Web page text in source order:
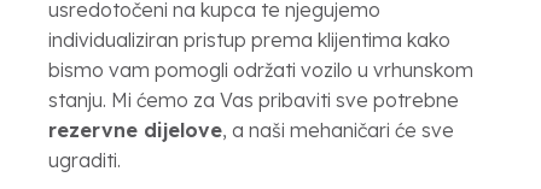
usredotočeni na kupca te njegujemo
individualiziran pristup prema klijentima kako
bismo vam pomogli održati vozilo u vrhunskom
stanju. Mi ćemo za Vas pribaviti sve potrebne
rezervne dijelove, a naši mehaničari će sve
ugraditi.